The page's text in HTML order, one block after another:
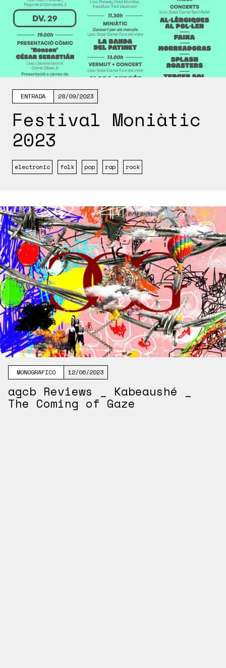
ENTRADA 28/09/2023
Festival Moniàtic
2023
electronic folk pop rap rock
MONOGRÁFICO 12/06/2023
agcb Reviews _ Kabeaushé _
The Coming of Gaze